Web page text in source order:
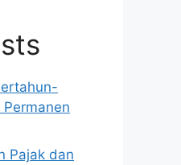
Pajak dan